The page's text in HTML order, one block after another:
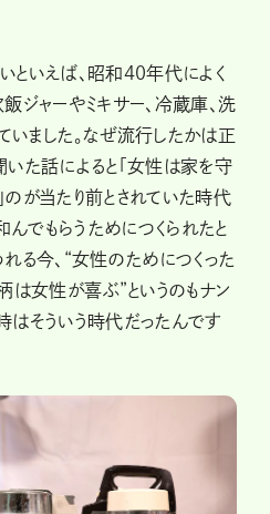
といえば、昭和40年代によく
ジャーやミキサー、冷蔵庫、洗
いました。なぜ流行したかは正
いた話によると「女性は家を守
のが当たり前とされていた時代
でもらうためにつくられたと
れる今、“女性のためにつくった
は女性が喜ぶ”というのもナン
はそういう時代だったんです